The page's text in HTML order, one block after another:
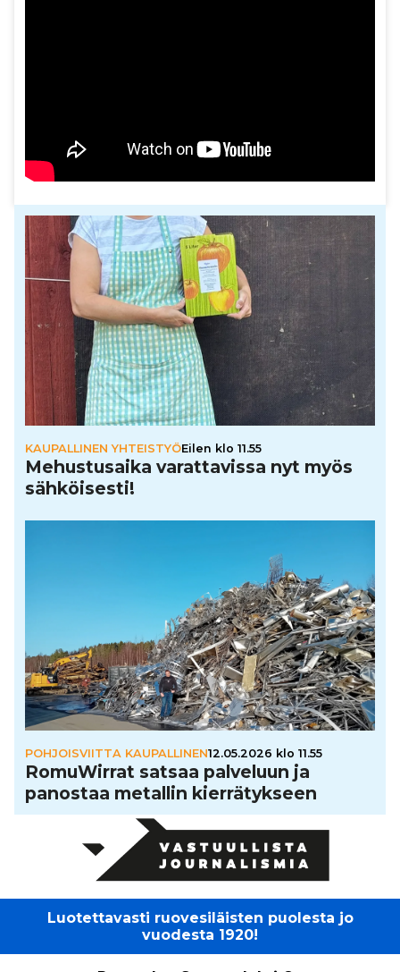
KAUPALLINEN YHTEISTYÖEilen klo 11.55
Mehus­tu­saika varat­ta­vissa nyt myös
säh­köi­sesti!
POHJOISVIITTA KAUPALLINEN12.05.2026 klo 11.55
Romu­Wir­rat satsaa palveluun ja
panostaa metallin kier­rä­tyk­seen
Luotettavasti ruovesiläisten puolesta jo
vuodesta 1920!